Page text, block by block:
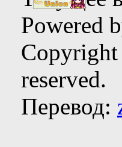
Powered
reserved.
Перевод: